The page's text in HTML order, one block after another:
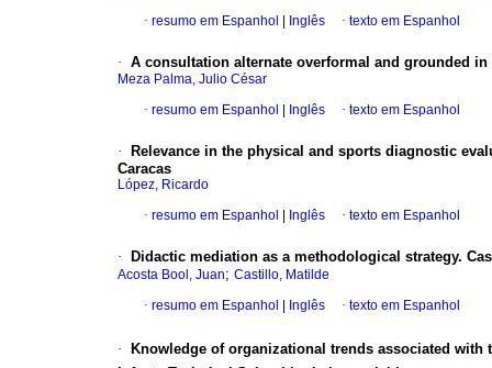
· resumo em Espanhol Inglês · texto em Espanhol
· A consultation alternate overformal and grounded
Meza Palma, Julio César
· resumo em Espanhol Inglês · texto em Espanhol
·
Relevance in the physical and sports diagnostic
Caracas
López, Ricardo
· resumo em Espanhol Inglês · texto em Espanhol
· Didactic mediation as a methodological strategy.
Acosta Bool, Juan; Castillo, Matilde
· resumo em Espanhol Inglês · texto em Espanhol
·
Knowledge of organizational trends associated